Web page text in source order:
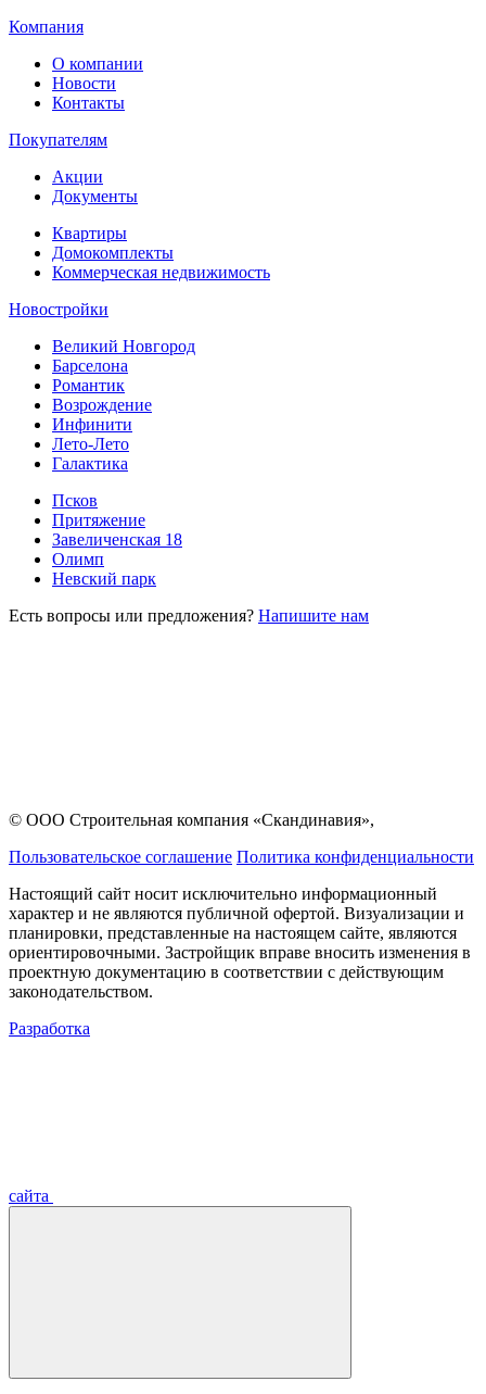
Компания
О компании
Новости
Контакты
Покупателям
Акции
Документы
Квартиры
Домокомплекты
Коммерческая недвижимость
Новостройки
Великий Новгород
Барселона
Романтик
Возрождение
Инфинити
Лето-Лето
Галактика
Псков
Притяжение
Завеличенская 18
Олимп
Невский парк
Есть вопросы или предложения? Напишите нам
© ООО Строительная компания «Скандинавия»,
Пользовательское соглашение Политика конфиденциальности
Настоящий сайт носит исключительно информационный
характер и не являются публичной офертой. Визуализации и
планировки, представленные на настоящем сайте, являются
ориентировочными. Застройщик вправе вносить изменения в
проектную документацию в соответствии с действующим
законодательством.
Разработка
сайта